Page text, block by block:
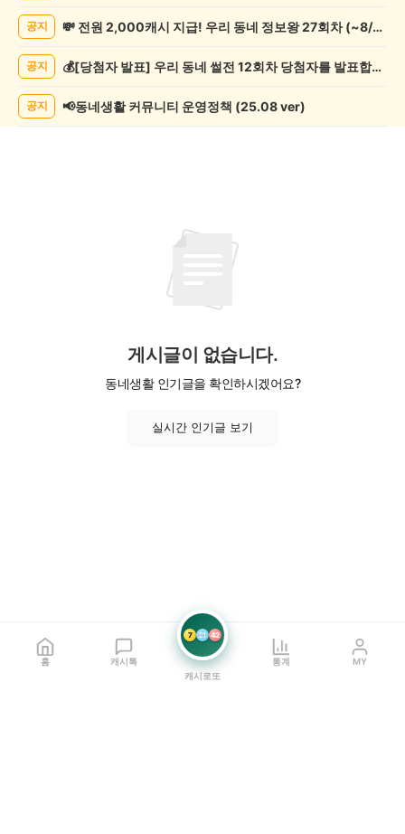
악/
목
공지 💸 전원 2,000캐시 지급! 우리 동네 정보왕 27회차 (~8/10)
공지 💰[당첨자 발표] 우리 동네 썰전 12회차 당첨자를 발표합니다!
공지 📢동네생활 커뮤니티 운영정책 (25.08 ver)
게시글이 없습니다.
동네생활 인기글을 확인하시겠어요?
실시간 인기글 보기
홈 캐시톡
7 21 42
캐시로또
통계 MY